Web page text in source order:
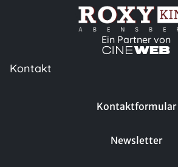
Ein Partner von
Kontakt
Kontaktformular
Newsletter